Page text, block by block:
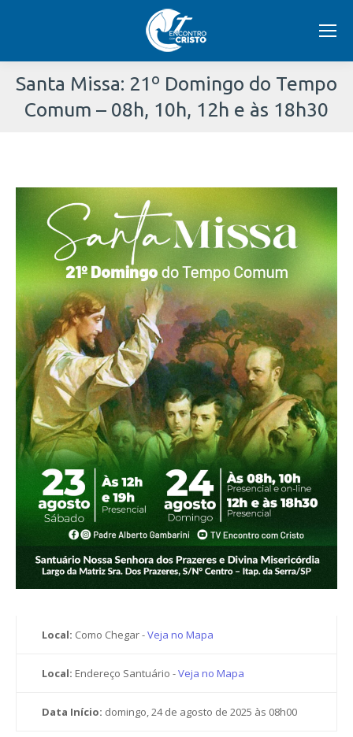
Santa Missa: 21º Domingo do Tempo
Comum – 08h, 10h, 12h e às 18h30
está
Local: Como Chegar -Veja no Mapa
Local: Endereço Santuário -Veja no Mapa
Data Início: domingo, 24 de agosto de 2025 às 08h00